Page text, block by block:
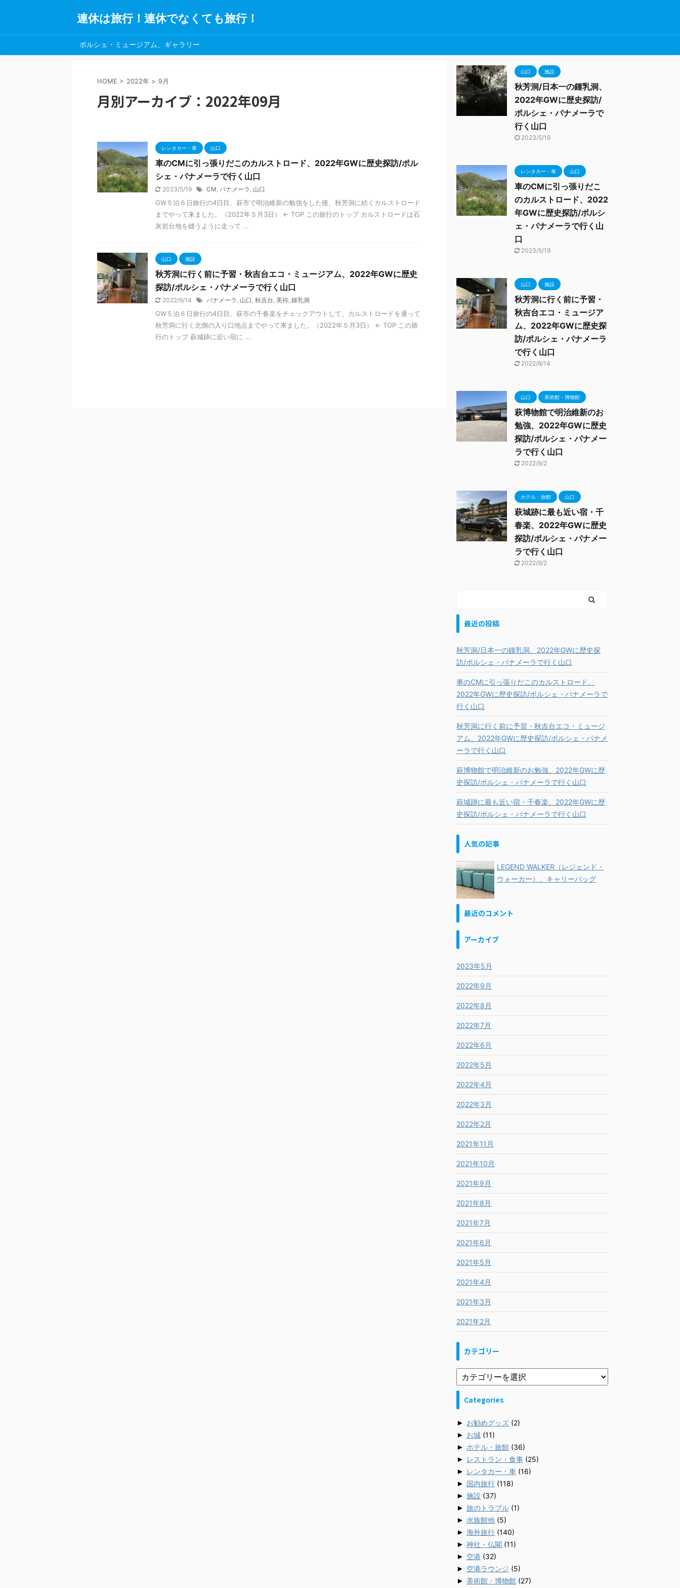
連休は旅行！連休でなくても旅行！
ポルシェ・ミュージアム、ギャラリー
HOME > 2022年 > 9月
月別アーカイブ：2022年09月
レンタカー・車 山口
車のCMに引っ張りだこのカルストロード、2022年GWに歴史探訪/ポル
シェ・パナメーラで行く山口
2023/5/19 CM, パナメーラ , 山口
GW５泊６日旅行の4日目、萩市で明治維新の勉強をした後、秋芳洞に続くカルストロード
までやって来ました。（2022年５月3日） ← TOP この旅行のトップ カルストロードは石
灰岩台地を縫うように走って ...
山口 施設
秋芳洞に行く前に予習・秋吉台エコ・ミュージアム、2022年GWに歴史
探訪/ポルシェ・パナメーラで行く山口
2022/9/14 パナメーラ , 山口 , 秋吉台, 美祢, 鍾乳洞
GW５泊６日旅行の4日目、萩市の千春楽をチェックアウトして、カルストロードを通って
秋芳洞に行く北側の入り口地点までやって来ました。（2022年５月3日） ← TOP この旅
行のトップ 萩城跡に近い宿に ...
山口 施設
秋芳洞/日本一の鍾乳洞、
2022年GWに歴史探訪/
ポルシェ・パナメーラで
行く山口
2023/5/19
レンタカー・車 山口
車のCMに引っ張りだこ
のカルストロード、2022
年GWに歴史探訪/ポルシ
ェ・パナメーラで行く山
口
2023/5/19
山口 施設
秋芳洞に行く前に予習・
秋吉台エコ・ミュージア
ム、2022年GWに歴史探
訪/ポルシェ・パナメーラ
で行く山口
2022/9/14
山口 美術館・博物館
萩博物館で明治維新のお
勉強、2022年GWに歴史
探訪/ポルシェ・パナメー
ラで行く山口
2022/9/2
ホテル・旅館 山口
萩城跡に最も近い宿・千
春楽、2022年GWに歴史
探訪/ポルシェ・パナメー
ラで行く山口
2022/9/2
最近の投稿
秋芳洞/日本一の鍾乳洞、2022年GWに歴史探
訪/ポルシェ・パナメーラで行く山口
車のCMに引っ張りだこのカルストロード、
2022年GWに歴史探訪/ポルシェ・パナメーラで
行く山口
秋芳洞に行く前に予習・秋吉台エコ・ミュージ
アム、2022年GWに歴史探訪/ポルシェ・パナメ
ーラで行く山口
萩博物館で明治維新のお勉強、2022年GWに歴
史探訪/ポルシェ・パナメーラで行く山口
萩城跡に最も近い宿・千春楽、2022年GWに歴
史探訪/ポルシェ・パナメーラで行く山口
人気の記事
LEGEND WALKER（レジェンド・
ウォーカー）、キャリーバッグ
最近のコメント
アーカイブ
2023年5月
2022年9月
2022年8月
2022年7月
2022年6月
2022年5月
2022年4月
2022年3月
2022年2月
2021年11月
2021年10月
2021年9月
2021年8月
2021年7月
2021年6月
2021年5月
2021年4月
2021年3月
2021年2月
カテゴリー
Categories
► お勧めグッズ (2)
► お城 (11)
► ホテル・旅館 (36)
► レストラン・食事 (25)
► レンタカー・車 (16)
► 国内旅行 (118)
► 施設 (37)
► 旅のトラブル (1)
► 水族館他 (5)
► 海外旅行 (140)
► 神社・仏閣 (11)
► 空港 (32)
► 空港ラウンジ (5)
► 美術館・博物館 (27)